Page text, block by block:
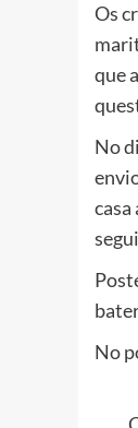
Os
que
No
casa
No